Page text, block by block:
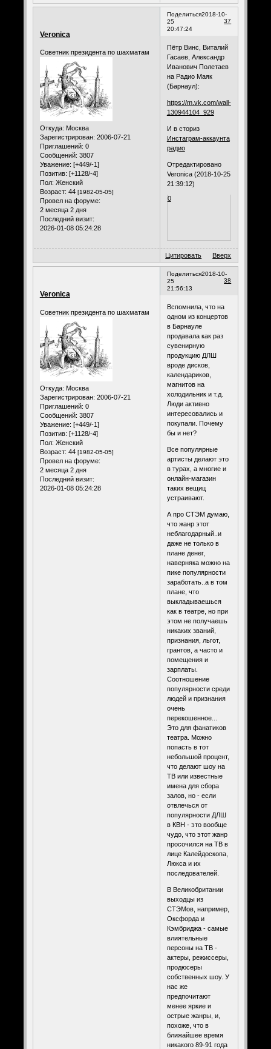
Поделиться
37
2018-10-
25
20:47:24
Veronica
Советник президента по шахматам
Откуда: Москва
Зарегистрирован: 2006-07-21
Приглашений: 0
Сообщений: 3807
Уважение: [+449/-1]
Позитив: [+1128/-4]
Пол: Женский
Возраст: 44 [1982-05-05]
Провел на форуме:
2 месяца 2 дня
Последний визит:
2026-01-08 05:24:28
Пётр Винс, Виталий
Гасаев, Александр
Иванович Полетаев
на Радио Маяк
(Барнаул):
https://m.vk.com/wall-
130944104_929
И в сториз
Инстаграм-аккаунта
радио
Отредактировано
Veronica (2018-10-25
21:39:12)
0
Цитировать Вверх
Поделиться
38
2018-10-
25
21:56:13
Veronica
Советник президента по шахматам
Откуда: Москва
Зарегистрирован: 2006-07-21
Приглашений: 0
Сообщений: 3807
Уважение: [+449/-1]
Позитив: [+1128/-4]
Пол: Женский
Возраст: 44 [1982-05-05]
Провел на форуме:
2 месяца 2 дня
Последний визит:
2026-01-08 05:24:28
Вспомнила, что на
одном из концертов
в Барнауле
продавала как раз
сувенирную
продукцию ДЛШ
вроде дисков,
календариков,
магнитов на
холодильник и т.д.
Люди активно
интересовались и
покупали. Почему
бы и нет?
Все популярные
артисты делают это
в турах, а многие и
онлайн-магазин
таких вещиц
устраивают.
А про СТЭМ думаю,
что жанр этот
неблагодарный..и
даже не только в
плане денег,
наверняка можно на
пике популярности
заработать..а в том
плане, что
выкладываешься
как в театре, но при
этом не получаешь
никаких званий,
признания, льгот,
грантов, а часто и
помещения и
зарплаты.
Соотношение
популярности среди
людей и признания
очень
перекошенное...
Это для фанатиков
театра. Можно
попасть в тот
небольшой процент,
что делают шоу на
ТВ или известные
имена для сбора
залов, но - если
отвлечься от
популярности ДЛШ
в КВН - это вообще
чудо, что этот жанр
просочился на ТВ в
лице Калейдоскопа,
Люкса и их
последователей.
В Великобритании
выходцы из
СТЭМов, например,
Оксфорда и
Кэмбриджа - самые
влиятельные
персоны на ТВ -
актеры, режиссеры,
продюсеры
собственных шоу. У
нас же
предпочитают
менее яркие и
острые жанры, и,
похоже, что в
ближайшее время
никакого 89-91 года